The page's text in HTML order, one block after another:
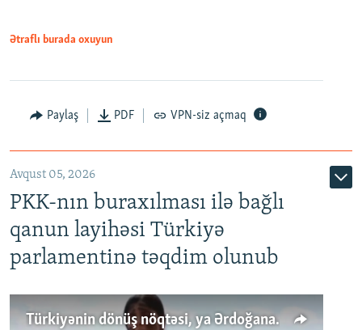
Ətraflı burada oxuyun
Paylaş PDF VPN-siz açmaq
Avqust 05, 2026
PKK-nın buraxılması ilə bağlı
qanun layihəsi Türkiyə
parlamentinə təqdim olunub
Türkiyənin dönüş nöqtəsi, ya Ərdoğana üçüncü şans: PKK ilə qəfil barışıq nə deməkdir?